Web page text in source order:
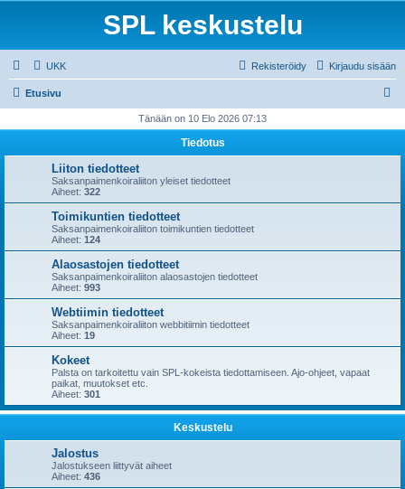
SPL keskustelu
UKK Kirjaudu sisään
Rekisteröidy
Etusivu
i
Tänään on 10 Elo 2026 07:13
Tiedotus
Liiton tiedotteet
Saksanpaimenkoiraliiton yleiset tiedotteet
Aiheet: 322
Toimikuntien tiedotteet
Saksanpaimenkoiraliiton toimikuntien tiedotteet
Aiheet: 124
Alaosastojen tiedotteet
Saksanpaimenkoiraliiton alaosastojen tiedotteet
Aiheet: 993
Webtiimin tiedotteet
Saksanpaimenkoiraliiton webbitiimin tiedotteet
Aiheet: 19
Kokeet
Palsta on tarkoitettu vain SPL-kokeista tiedottamiseen. Ajo-ohjeet, vapaat
paikat, muutokset etc.
Aiheet: 301
Keskustelu
Jalostus
Jalostukseen liittyvät aiheet
Aiheet: 436